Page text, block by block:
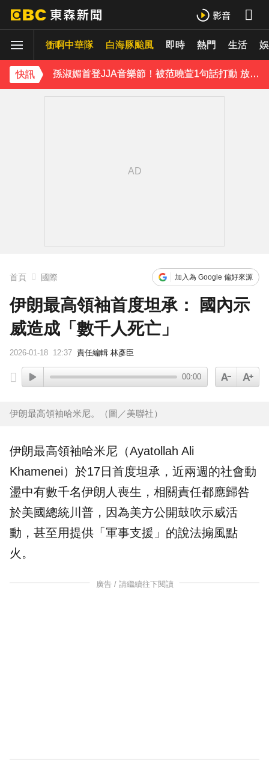
衝啊中華隊 白海豚颱風 即時 熱門 生活
快訊
下載東森App，隨時掌握天下大小事！
《理財達人秀》X 安聯投信免費講座報名中！搶先卡位 2027
孫淑媚首登JJA音樂節！被范曉萱1句話打動 放話秀超狂腹肌
首頁 國際 加入為 Google 偏好來源
伊朗最高領袖首度坦承： 國內示
威造成「數千人死亡」
2026-01-18 12:37 責任編輯 林彥臣
00:00
伊朗最高領袖哈米尼。（圖／美聯社）
伊朗最高領袖哈米尼 （Ayatollah Ali
Khamenei）於17日首度坦承，近兩週的社會動
盪中有數千名伊朗人喪生，相關責任都應歸咎
於美國總統川普，因為美方公開鼓吹示威活
動，甚至用提供「軍事支援」的說法搧風點
火。
廣告 / 請繼續往下閱讀